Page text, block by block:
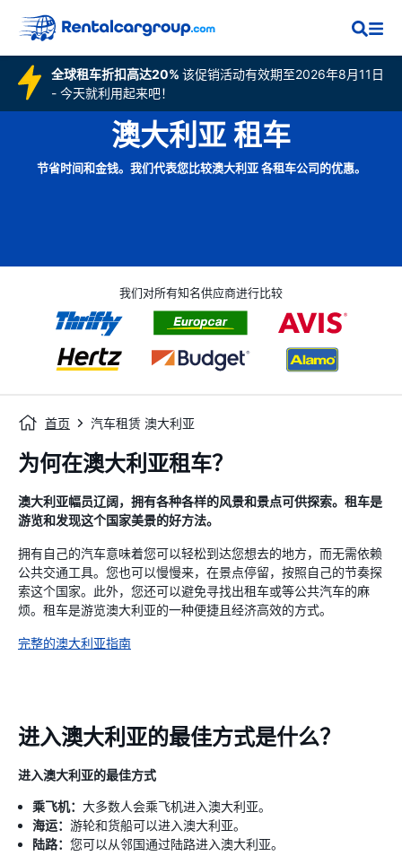
全球租车折扣高达20% 该促销活动有效期至2026年8月11日
- 今天就利用起来吧！
澳大利亚 租车
节省时间和金钱。我们代表您比较澳大利亚 各租车公司的优惠。
我们对所有知名供应商进行比较
首页 汽车租赁 澳大利亚
为何在澳大利亚租车？
澳大利亚幅员辽阔，拥有各种各样的风景和景点可供探索。租车是
游览和发现这个国家美景的好方法。
拥有自己的汽车意味着您可以轻松到达您想去的地方，而无需依赖
公共交通工具。您也可以慢慢来，在景点停留，按照自己的节奏探
索这个国家。此外，您还可以避免寻找出租车或等公共汽车的麻
烦。租车是游览澳大利亚的一种便捷且经济高效的方式。
完整的澳大利亚指南
进入澳大利亚的最佳方式是什么？
进入澳大利亚的最佳方式
乘飞机： 大多数人会乘飞机进入澳大利亚。
海运： 游轮和货船可以进入澳大利亚。
陆路： 您可以从邻国通过陆路进入澳大利亚。